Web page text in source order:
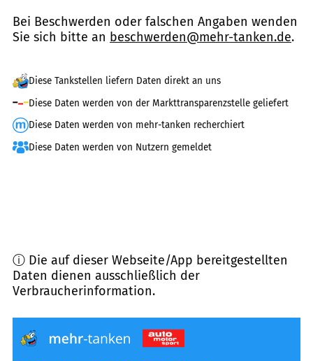
Bei Beschwerden oder falschen Angaben wenden
Sie sich bitte an beschwerden@mehr-tanken.de.
Diese Tankstellen liefern Daten direkt an uns
Diese Daten werden von der Markttransparenzstelle geliefert
Diese Daten werden von mehr-tanken recherchiert
Diese Daten werden von Nutzern gemeldet
ⓘ Die auf dieser Webseite/App bereitgestellten
Daten dienen ausschließlich der
Verbraucherinformation.